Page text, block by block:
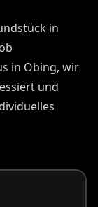
in
in Obing, wir
und